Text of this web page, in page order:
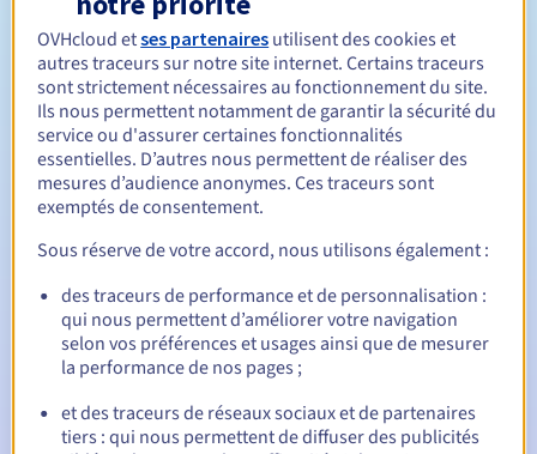
Durée de renouvellement Entre 1 et 5 ans
Période de rédemption
Notifications automatiques :
date d'échéance
E-mail le jour de l'expirationpour notification de la
suspension du nom de domaine
E-mail après la période de grâce de rédemptionpour
notification de la suppression du nom de domaine
OVHcloud etses partenaires utilisent des cookies et
autres traceurs sur notre site internet. Certains traceurs
sont strictement nécessaires au fonctionnement du site.
Ils nous permettent notamment de garantir la sécurité du
service ou d'assurer certaines fonctionnalités
essentielles. D’autres nous permettent de réaliser des
mesures d’audience anonymes. Ces traceurs sont
exemptés de consentement.
Sous réserve de votre accord, nous utilisons également :
des traceurs de performance et de personnalisation :
qui nous permettent d’améliorer votre navigation
selon vos préférences et usages ainsi que de mesurer
la performance de nos pages ;
et des traceurs de réseaux sociaux et de partenaires
tiers : qui nous permettent de diffuser des publicités